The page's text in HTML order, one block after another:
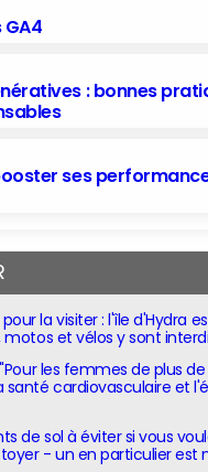
GA4
: bonnes
ses
la visiter : l'île d'Hydra
motos et vélos y sont
"Pour les femmes de plus
santé cardiovasculaire et
de sol à éviter si vous
- un en particulier est